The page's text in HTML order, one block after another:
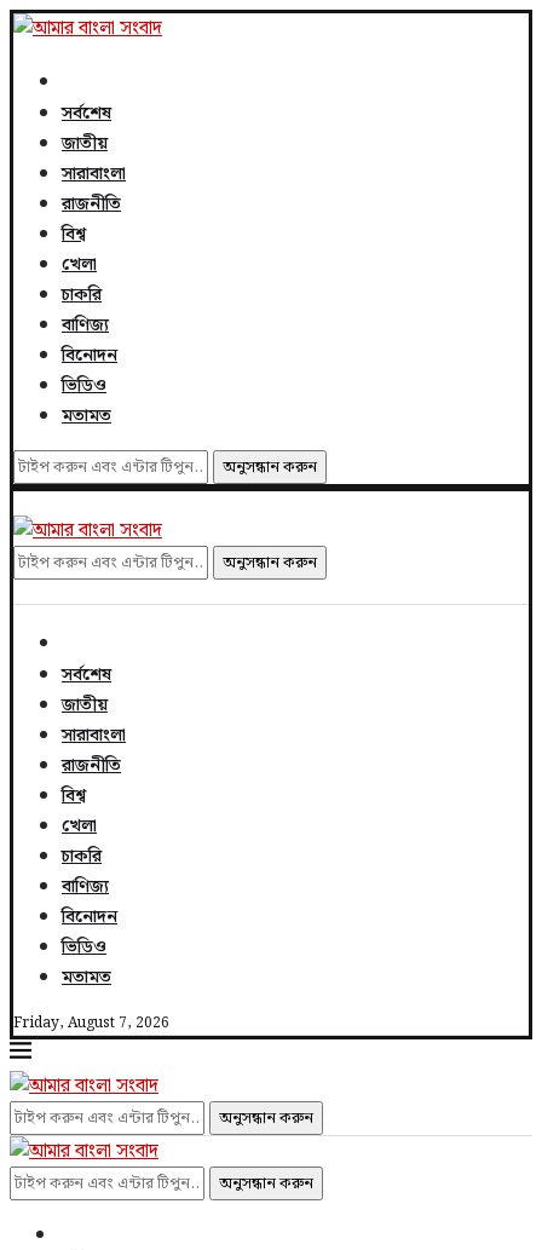
সর্বশেষ
জাতীয়
সারাবাংলা
রাজনীতি
বিশ্ব
খেলা
চাকরি
বাণিজ্য
বিনোদন
ভিডিও
মতামত
অনুসন্ধান করুন
অনুসন্ধান করুন
সর্বশেষ
জাতীয়
সারাবাংলা
রাজনীতি
বিশ্ব
খেলা
চাকরি
বাণিজ্য
বিনোদন
ভিডিও
মতামত
Friday, August 7, 2026
অনুসন্ধান করুন
অনুসন্ধান করুন